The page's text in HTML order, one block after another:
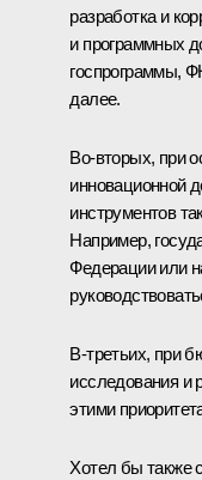
разработка и
и программных
госпрограммы,
далее.
Во-вторых, при
инновационной
инструментов
Например,
Федерации или
В-третьих, при
исследования и
этими
Хотел бы также